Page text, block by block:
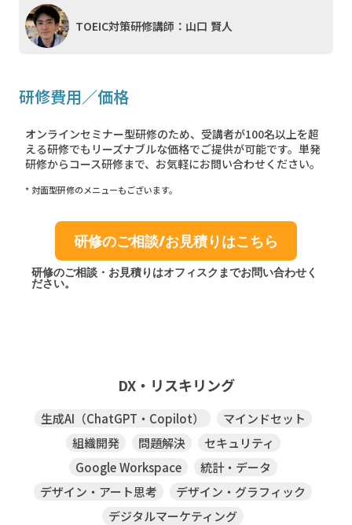
TOEIC対策研修講師：山口 賢人
研修費用／価格
オンラインセミナー型研修のため、受講者が100名以上を超
える研修でもリーズナブルな価格でご提供が可能です。単発
研修からコース研修まで、お気軽にお問い合わせください。
* 対面型研修のメニューもございます。
研修のご相談/お見積りはこちら
研修のご相談・お見積りはオフィスクまでお問い合わせく
ださい。
DX・リスキリング
生成AI（ChatGPT・Copilot）
マインドセット
組織開発
問題解決
セキュリティ
Google Workspace
統計・データ
デザイン・アート思考
デザイン・グラフィック
デジタルマーケティング